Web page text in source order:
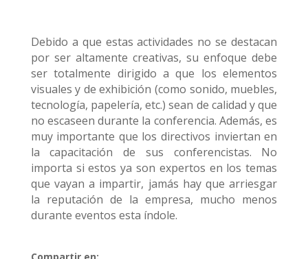
Debido a que estas actividades no se destacan
por ser altamente creativas, su enfoque debe
ser totalmente dirigido a que los elementos
visuales y de exhibición (como sonido, muebles,
tecnología, papelería, etc.) sean de calidad y que
no escaseen durante la conferencia. Además, es
muy importante que los directivos inviertan en
la capacitación de sus conferencistas. No
importa si estos ya son expertos en los temas
que vayan a impartir, jamás hay que arriesgar
la reputación de la empresa, mucho menos
durante eventos esta índole.